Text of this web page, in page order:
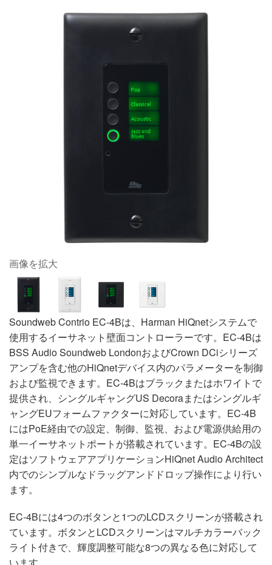
画像を拡大
Soundweb Contrio EC-4Bは、Harman HiQnetシステムで
使用するイーサネット壁面コントローラーです。EC-4Bは
BSS Audio Soundweb LondonおよびCrown DCiシリーズ
アンプを含む他のHiQnetデバイス内のパラメーターを制御
および監視できます。EC-4Bはブラックまたはホワイトで
提供され、シングルギャングUS Decoraまたはシングルギ
ャングEUフォームファクターに対応しています。EC-4B
にはPoE経由での設定、制御、監視、および電源供給用の
単一イーサネットポートが搭載されています。EC-4Bの設
定はソフトウェアアプリケーションHiQnet Audio Architect
内でのシンプルなドラッグアンドドロップ操作により行い
ます。
EC-4Bには4つのボタンと1つのLCDスクリーンが搭載され
ています。ボタンとLCDスクリーンはマルチカラーバック
ライト付きで、輝度調整可能な8つの異なる色に対応して